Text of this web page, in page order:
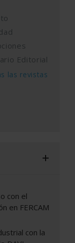
Editorial
las revistas
con el
en FERCAM
con la